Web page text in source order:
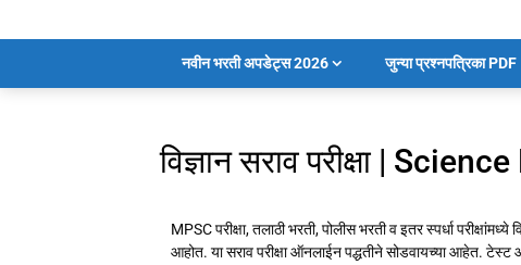
नवीन भरती अपडेट्स 2026 जुन्या प्रश्नपत्रिका PDF
विज्ञान सराव परीक्षा |
MPSC परीक्षा, तलाठी भरती, पोलीस भरती व इतर स्पर्धा
आहोत. या सराव परीक्षा ऑनलाईन पद्धतीने सोडवायच्या आहेत. टेस्ट